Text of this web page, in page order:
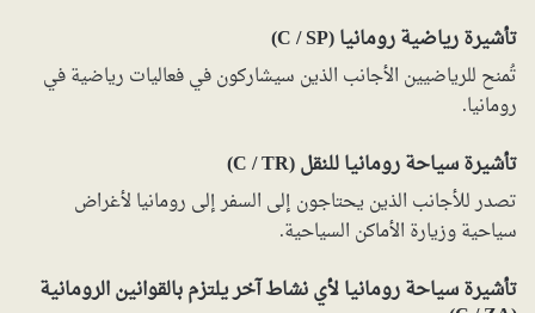
تأشيرة رياضية رومانيا (C / SP)
تُمنح للرياضيين الأجانب الذين سيشاركون في فعاليات رياضية في
رومانيا.
تأشيرة سياحة رومانيا للنقل (C / TR)
تصدر للأجانب الذين يحتاجون إلى السفر إلى رومانيا لأغراض
سياحية وزيارة الأماكن السياحية.
تأشيرة سياحة رومانيا لأي نشاط آخر يلتزم بالقوانين الرومانية